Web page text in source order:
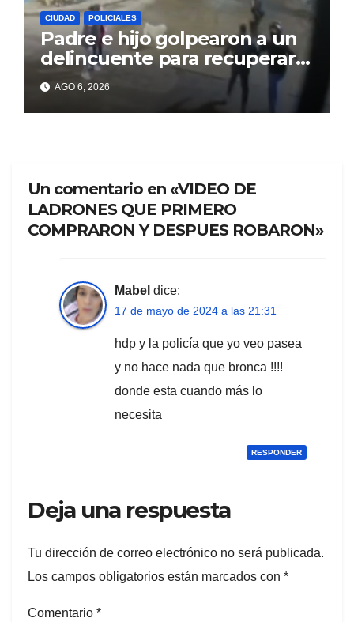
CIUDAD POLICIALES
Padre e hijo golpearon a un
delincuente para recuperar
un celular robado en Berisso
AGO 6, 2026
Un comentario en «VIDEO DE
LADRONES QUE PRIMERO
COMPRARON Y DESPUES ROBARON»
Mabel dice:
17 de mayo de 2024 a las 21:31
hdp y la policía que yo veo pasea
y no hace nada que bronca !!!!
donde esta cuando más lo
necesita
RESPONDER
Deja una respuesta
Tu dirección de correo electrónico no será publicada.
Los campos obligatorios están marcados con *
Comentario *